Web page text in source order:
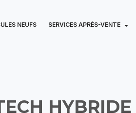
NEUFS SERVICES APRÈS-VENTE